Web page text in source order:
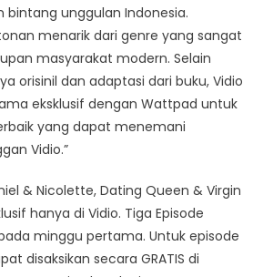
bintang unggulan Indonesia.
menarik dari genre yang sangat
masyarakat modern. Selain
orisinil dan adaptasi dari buku, Vidio
eksklusif dengan Wattpad untuk
yang dapat menemani
Vidio.”
& Nicolette, Dating Queen & Virgin
hanya di Vidio. Tiga Episode
minggu pertama. Untuk episode
disaksikan secara GRATIS di